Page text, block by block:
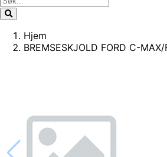
Hjem
BREMSESKJOLD FORD C-MAX/